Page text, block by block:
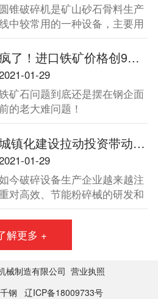
圆锥破碎机是矿山砂石骨料生产
中较常用的一种设备，主要用
金属矿山、砂石骨料加工中的
段破碎和三段破碎，因其破碎
能力强、产量大，被广泛用于中
物料的破碎作业。
疯了！进口铁矿价格创9年新高！中钢协将四大方向发力保障铁矿石供应！
01-29
矿石问题到底还是摆在钢企面
的老大难问题！
城镇化建设拉动投资带动破碎机增长
01-29
今破碎设备生产企业越来越注
对高效、节能粉碎械的研发和
产。2013年全国两会再次强调
扩大内需，并强调要坚定不移
地把扩大内需作为经济发展的长
战略方针，充分发挥消费的基
作用和投资的关键作用。城镇
解更多 +
械制造有限公司 营业执照
钢
辽ICP备18009733号